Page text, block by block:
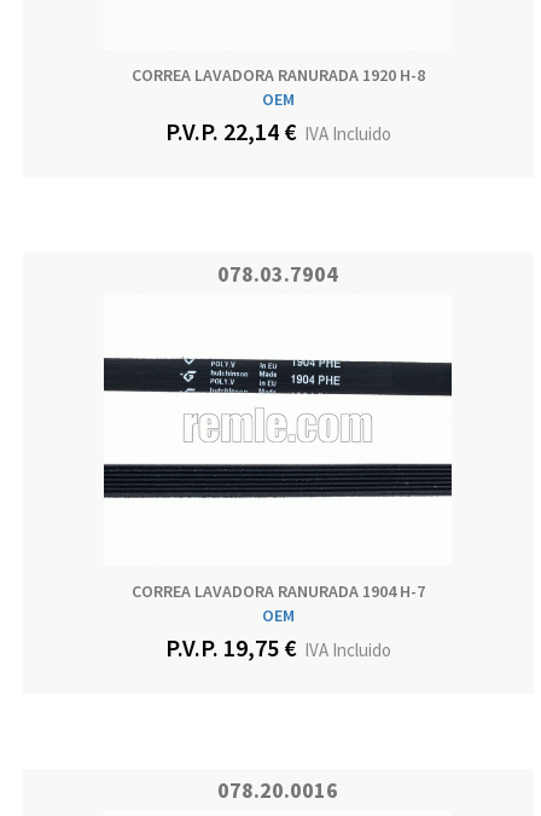
CORREA LAVADORA RANURADA 1920 H-8
OEM
P.V.P. 22,14 €IVA Incluido
078.03.7904
CORREA LAVADORA RANURADA 1904 H-7
OEM
P.V.P. 19,75 €IVA Incluido
078.20.0016